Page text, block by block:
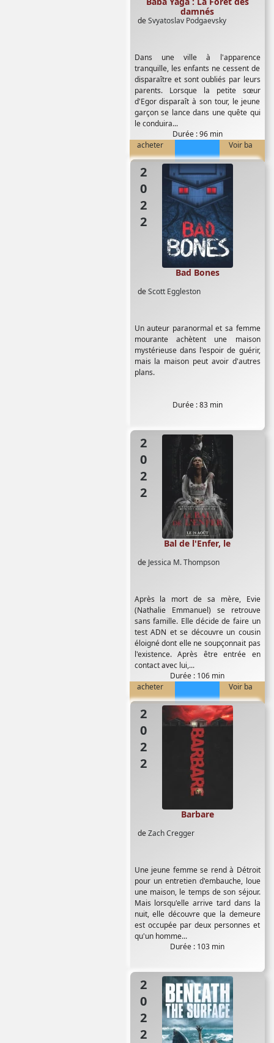
deSvyatoslav Podgaevsky
damnés
Dans une ville à l'apparence
tranquille, les enfants ne cessent de
disparaître et sont oubliés par leurs
parents. Lorsque la petite sœur
d'Egor disparaît à son tour, le jeune
garçon se lance dans une quête qui
le conduira...
Durée : 96 min
acheter
Voir ba
2022
deScott Eggleston
Bad Bones
Un auteur paranormal et sa femme
mourante achètent une maison
mystérieuse dans l'espoir de guérir,
mais la maison peut avoir d'autres
plans.
Durée : 83 min
2022
de Jessica M. Thompson
Bal de l'Enfer, le
Après la mort de sa mère, Evie
(Nathalie Emmanuel) se retrouve
sans famille. Elle décide de faire un
test ADN et se découvre un cousin
éloigné dont elle ne soupçonnait pas
l'existence. Après être entrée en
contact avec lui,...
Durée : 106 min
acheter
Voir ba
2022
deZach Cregger
Barbare
Une jeune femme se rend à Détroit
pour un entretien d'embauche, loue
une maison, le temps de son séjour.
Mais lorsqu'elle arrive tard dans la
nuit, elle découvre que la demeure
est occupée par deux personnes et
qu'un homme...
Durée : 103 min
2022